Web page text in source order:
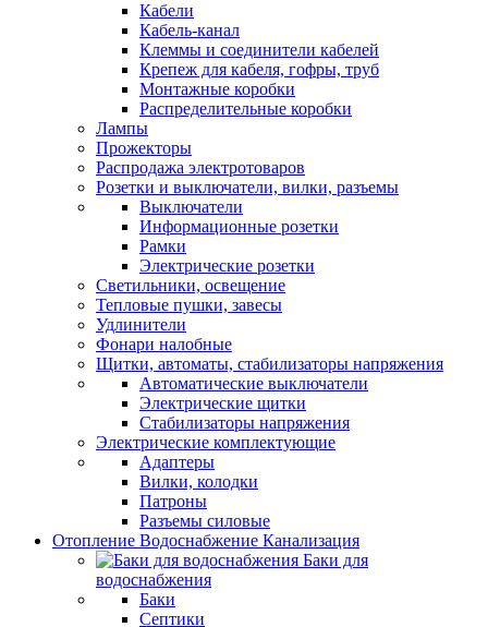
Кабели
Кабель-канал
Клеммы и соединители кабелей
Крепеж для кабеля, гофры, труб
Монтажные коробки
Распределительные коробки
Лампы
Прожекторы
Распродажа электротоваров
Розетки и выключатели, вилки, разъемы
Выключатели
Информационные розетки
Рамки
Электрические розетки
Светильники, освещение
Тепловые пушки, завесы
Удлинители
Фонари налобные
Щитки, автоматы, стабилизаторы напряжения
Автоматические выключатели
Электрические щитки
Стабилизаторы напряжения
Электрические комплектующие
Адаптеры
Вилки, колодки
Патроны
Разъемы силовые
Отопление Водоснабжение Канализация
Баки для
водоснабжения
Баки
Септики